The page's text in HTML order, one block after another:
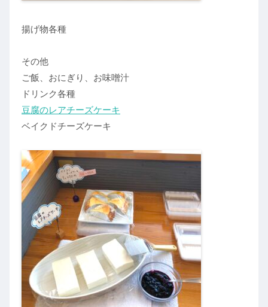
揚げ物各種
その他
ご飯、おにぎり、お味噌汁
ドリンク各種
豆腐のレアチーズケーキ
ベイクドチーズケーキ